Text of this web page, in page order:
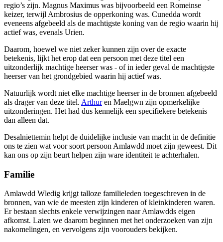
regio’s zijn. Magnus Maximus was bijvoorbeeld een Romeinse
keizer, terwijl Ambrosius de opperkoning was. Cunedda wordt
eveneens afgebeeld als de machtigste koning van de regio waarin hij
actief was, evenals Urien.
Daarom, hoewel we niet zeker kunnen zijn over de exacte
betekenis, lijkt het erop dat een persoon met deze titel een
uitzonderlijk machtige heerser was - of in ieder geval de machtigste
heerser van het grondgebied waarin hij actief was.
Natuurlijk wordt niet elke machtige heerser in de bronnen afgebeeld
als drager van deze titel. Arthuren Maelgwn zijn opmerkelijke
uitzonderingen. Het had dus kennelijk een specifiekere betekenis
dan alleen dat.
Desalniettemin helpt de duidelijke inclusie van macht in de definitie
ons te zien wat voor soort persoon Amlawdd moet zijn geweest. Dit
kan ons op zijn beurt helpen zijn ware identiteit te achterhalen.
Familie
Amlawdd Wledig krijgt talloze familieleden toegeschreven in de
bronnen, van wie de meesten zijn kinderen of kleinkinderen waren.
Er bestaan slechts enkele verwijzingen naar Amlawdds eigen
afkomst. Laten we daarom beginnen met het onderzoeken van zijn
nakomelingen, en vervolgens zijn voorouders bekijken.